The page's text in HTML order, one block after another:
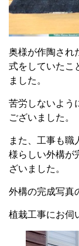
奥様が作陶され
式をしていたこ
ました。
苦労しないよう
ございました。
また、工事も職
様らしい外構が
ざいました。
外構の完成写真
植栽工事にお伺